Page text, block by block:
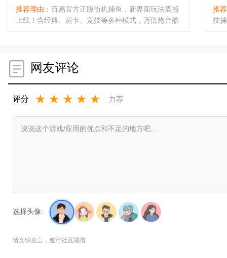
推荐理由 ：百易官方正版街机捕鱼，新界面玩法震撼
上线！含经典、房卡、竞技等多种模式，万倍炮台酷
抽奖得惊喜！..
推
技
网友评论
评分 ★ ★ ★ ★ ★ 力荐
选择头像:
请文明发言，遵守社区规范